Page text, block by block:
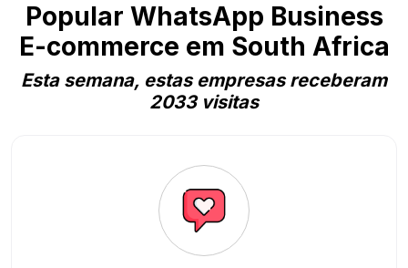
Popular WhatsApp Business
E-commerce em South Africa
Esta semana, estas empresas receberam
2033 visitas